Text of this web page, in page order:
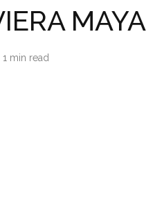
MAYA
1 min read